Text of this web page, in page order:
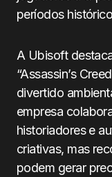
períodos
A Ubisoft
“Assassin’s
divertido
empresa
historiadores e
criativas, mas
podem gerar